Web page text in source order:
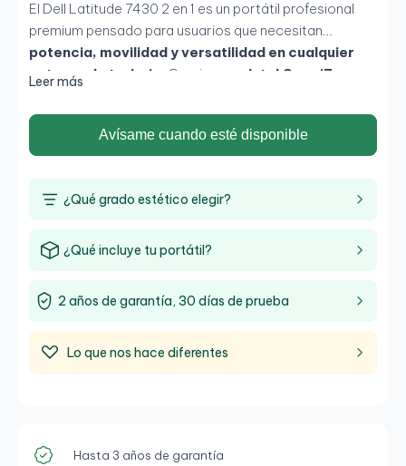
El Dell Latitude 7430 2 en 1 es un portátil profesional
premium pensado para usuarios que necesitan
potencia, movilidad y versatilidad en cualquier
entorno de trabajo
. Gracias a su Intel Core i7-
RAM y SSD de 512GB, ofrece un rendimiento rápido y
estable en multitarea, productividad y aplicaciones
empresariales. Su pantallatáctil Full HD de 14
una experiencia moderna y profesional.
Leer más
Avísame cuando esté disponible
¿Qué grado estético elegir?
¿Qué incluye tu portátil?
2 años de garantía, 30 días de prueba
Lo que nos hace diferentes
Hasta 3 años de garantía